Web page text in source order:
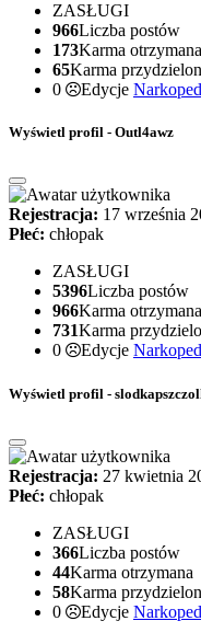
ZASŁUGI
966Liczba postów
173Karma otrzymana
65Karma
0
Edycje
Wyświetl profil - Outl4awz
Rejestracja: 17 września
Płeć: chłopak
ZASŁUGI
5396Liczba postów
966Karma otrzymana
731Karma
0
Edycje
Wyświetl profil -
Rejestracja: 27 kwietnia
Płeć: chłopak
ZASŁUGI
366Liczba postów
44Karma otrzymana
58Karma
0
Edycje